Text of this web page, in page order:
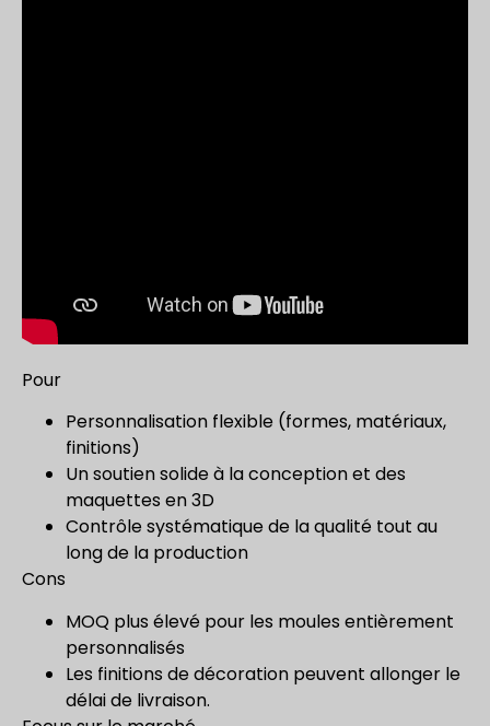
Pour
Personnalisation flexible (formes, matériaux,
finitions)
Un soutien solide à la conception et des
maquettes en 3D
Contrôle systématique de la qualité tout au
long de la production
Cons
MOQ plus élevé pour les moules entièrement
personnalisés
Les finitions de décoration peuvent allonger le
délai de livraison.